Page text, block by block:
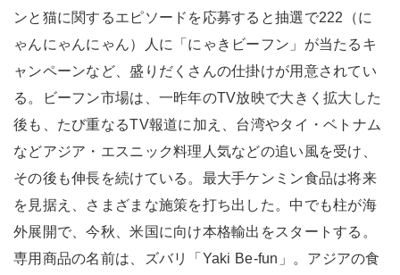
ンと猫に関するエピソードを応募すると抽選で222（に
ゃんにゃんにゃん）人に「にゃきビーフン」が当たるキ
ャンペーンなど、盛りだくさんの仕掛けが用意されてい
る。ビーフン市場は、一昨年のTV放映で大きく拡大した
後も、たび重なるTV報道に加え、台湾やタイ・ベトナム
などアジア・エスニック料理人気などの追い風を受け、
その後も伸長を続けている。最大手ケンミン食品は将来
を見据え、さまざまな施策を打ち出した。中でも柱が海
外展開で、今秋、米国に向け本格輸出をスタートする。
専用商品の名前は、ズバリ「Yaki Be-fun」。アジアの食